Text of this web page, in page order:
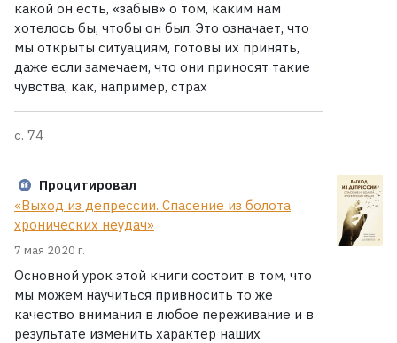
какой он есть, «забыв» о том, каким нам
хотелось бы, чтобы он был. Это означает, что
мы открыты ситуациям, готовы их принять,
даже если замечаем, что они приносят такие
чувства, как, например, страх
с. 74
Процитировал
«Выход из депрессии. Спасение из болота
хронических неудач»
7 мая 2020 г.
Основной урок этой книги состоит в том, что
мы можем научиться привносить то же
качество внимания в любое переживание и в
результате изменить характер наших